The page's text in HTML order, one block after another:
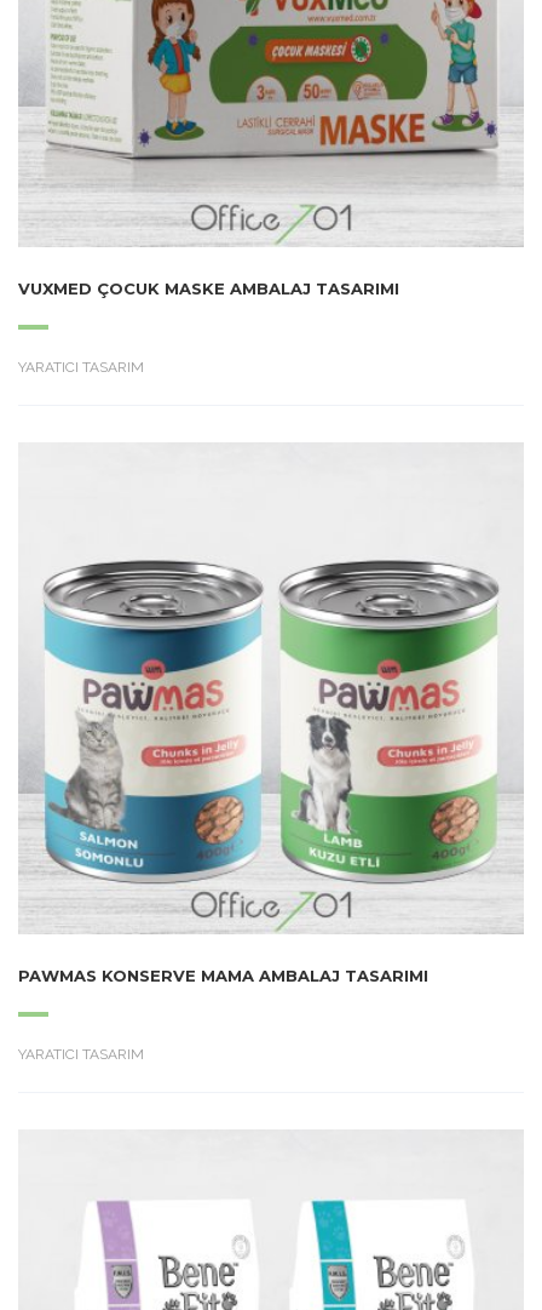
VUXMED ÇOCUK MASKE AMBALAJ TASARIMI
YARATICI TASARIM
PAWMAS KONSERVE MAMA AMBALAJ TASARIMI
YARATICI TASARIM